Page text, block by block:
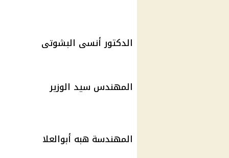
الدكتور أنسى البشوتى
المهندس سيد الوزير
المهندسة هبه أبوالعلا